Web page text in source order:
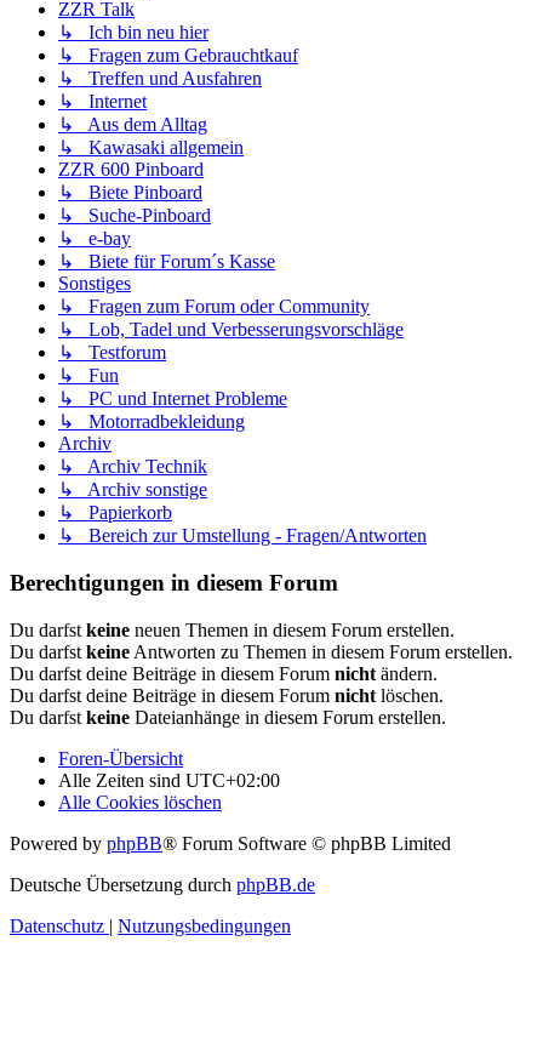
ZZR Talk
↳ Ich bin neu hier
↳ Fragen zum Gebrauchtkauf
↳ Treffen und Ausfahren
↳ Internet
↳ Aus dem Alltag
↳ Kawasaki allgemein
ZZR 600 Pinboard
↳ Biete Pinboard
↳ Suche-Pinboard
↳ e-bay
↳ Biete für Forum´s Kasse
Sonstiges
↳ Fragen zum Forum oder Community
↳ Lob, Tadel und Verbesserungsvorschläge
↳ Testforum
↳ Fun
↳ PC und Internet Probleme
↳ Motorradbekleidung
Archiv
↳ Archiv Technik
↳ Archiv sonstige
↳ Papierkorb
↳ Bereich zur Umstellung - Fragen/Antworten
Berechtigungen in diesem Forum
Du darfst keine neuen Themen in diesem Forum erstellen.
Du darfst keine Antworten zu Themen in diesem Forum erstellen.
Du darfst deine Beiträge in diesem Forum nicht ändern.
Du darfst deine Beiträge in diesem Forum nicht löschen.
Du darfst keine Dateianhänge in diesem Forum erstellen.
Foren-Übersicht
Alle Zeiten sind UTC+02:00
Alle Cookies löschen
Powered by phpBB® Forum Software © phpBB Limited
Deutsche Übersetzung durch phpBB.de
Datenschutz | Nutzungsbedingungen